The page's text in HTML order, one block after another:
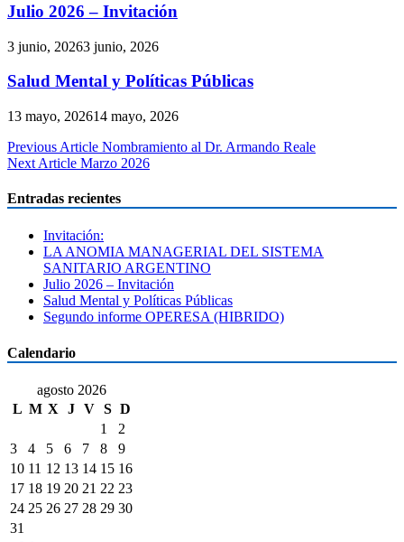
Julio 2026 – Invitación
3 junio, 20263 junio, 2026
Salud Mental y Políticas Públicas
13 mayo, 202614 mayo, 2026
Navegación
de
entradas
Previous Article Nombramiento al Dr. Armando Reale
Next Article Marzo 2026
Entradas recientes
Invitación:
LA ANOMIA MANAGERIAL DEL SISTEMA
SANITARIO ARGENTINO
Julio 2026 – Invitación
Salud Mental y Políticas Públicas
Segundo informe OPERESA (HIBRIDO)
Calendario
agosto 2026
L M X J V S D
1
2
3
4 5 6 7 8
9
10 11 12 13 14 15 16
17 18 19 20 21 22 23
24 25 26 27 28 29 30
31